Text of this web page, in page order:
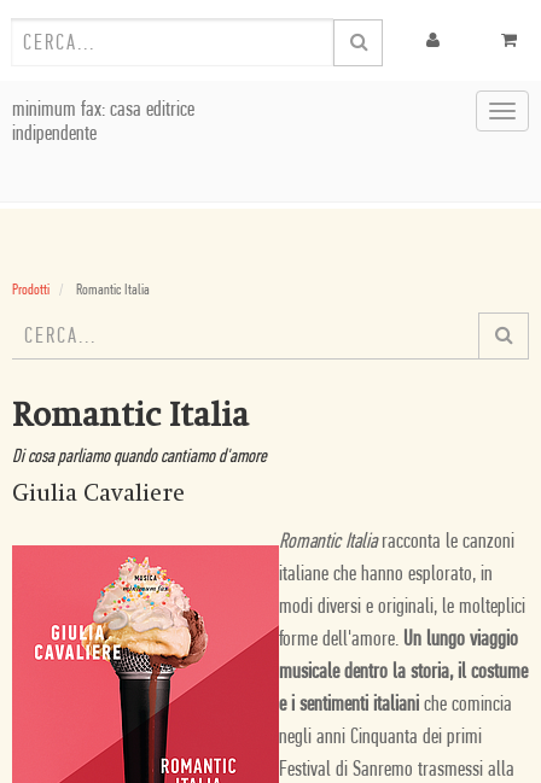
minimum fax: casa editrice
indipendente
Prodotti Romantic Italia
Romantic Italia
Di cosa parliamo quando cantiamo d'amore
Giulia Cavaliere
Romantic Italiaracconta le canzoni
italiane che hanno esplorato, in
modi diversi e originali, le molteplici
forme dell'amore. Un lungo viaggio
musicale dentro la storia, il costume
e i sentimenti italiani che comincia
negli anni Cinquanta dei primi
Festival di Sanremo trasmessi alla